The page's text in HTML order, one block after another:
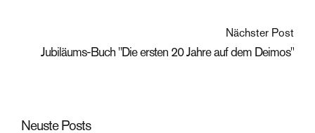
Nächster Post
Jubiläums-Buch "Die ersten 20 Jahre auf dem Deimos"
Neuste Posts